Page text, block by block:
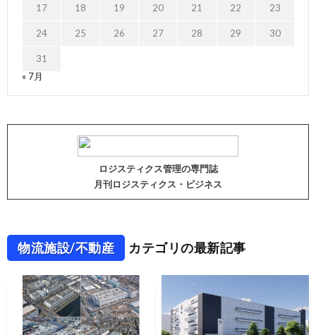
17 18 19 20 21 22 23
24 25 26 27 28 29 30
31
« 7月
ロジスティクス管理の専門誌
月刊ロジスティクス・ビジネス
物流施設/不動産 カテゴリの最新記事